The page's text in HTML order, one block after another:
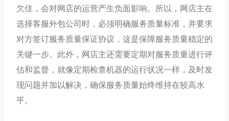
欠佳，会对网店的运营产生负面影响。所以，网店主在
选择客服外包公司时，必须明确服务质量标准，并要求
对方签订服务质量保证协议，这是保障服务质量稳定的
关键一步。此外，网店主还需要定期对服务质量进行评
估和监督，就像定期检查机器的运行状况一样，及时发
现问题并加以解决，确保服务质量始终维持在较高水
平。